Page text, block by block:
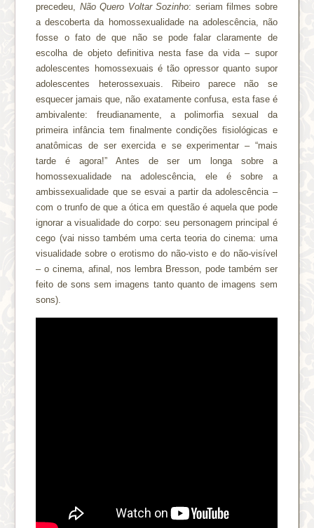
precedeu, Não Quero Voltar Sozinho: seriam filmes sobre
a descoberta da homossexualidade na adolescência, não
fosse o fato de que não se pode falar claramente de
escolha de objeto definitiva nesta fase da vida – supor
adolescentes homossexuais é tão opressor quanto supor
adolescentes heterossexuais. Ribeiro parece não se
esquecer jamais que, não exatamente confusa, esta fase é
ambivalente: freudianamente, a polimorfia sexual da
primeira infância tem finalmente condições fisiológicas e
anatômicas de ser exercida e se experimentar – “mais
tarde é agora!” Antes de ser um longa sobre a
homossexualidade na adolescência, ele é sobre a
ambissexualidade que se esvai a partir da adolescência –
com o trunfo de que a ótica em questão é aquela que pode
ignorar a visualidade do corpo: seu personagem principal é
cego (vai nisso também uma certa teoria do cinema: uma
visualidade sobre o erotismo do não-visto e do não-visível
– o cinema, afinal, nos lembra Bresson, pode também ser
feito de sons sem imagens tanto quanto de imagens sem
sons).